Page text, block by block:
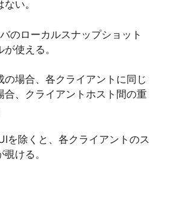
い。
のローカルスナップショット
使える。
の場合、各クライアントに同じ
合、クライアントホスト間の重
を除くと、各クライアントのス
ける。